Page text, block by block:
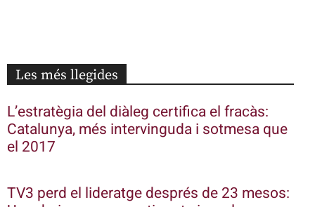
Les més llegides
L’estratègia del diàleg certifica el fracàs:
Catalunya, més intervinguda i sotmesa que
el 2017
TV3 perd el lideratge després de 23 mesos: